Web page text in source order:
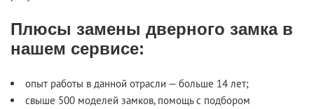
Плюсы замены дверного замка в
нашем сервисе:
опыт работы в данной отрасли — больше 14 лет;
свыше 500 моделей замков, помощь с подбором